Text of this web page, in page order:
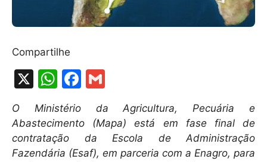
Compartilhe
X
W
h
at
s
A
F
c
e
b
ai
O Ministério da Agricultura, Pecuária e
Abastecimento (Mapa) está em fase final de
contratação da Escola de Administração
Fazendária (Esaf), em parceria com a Enagro, para